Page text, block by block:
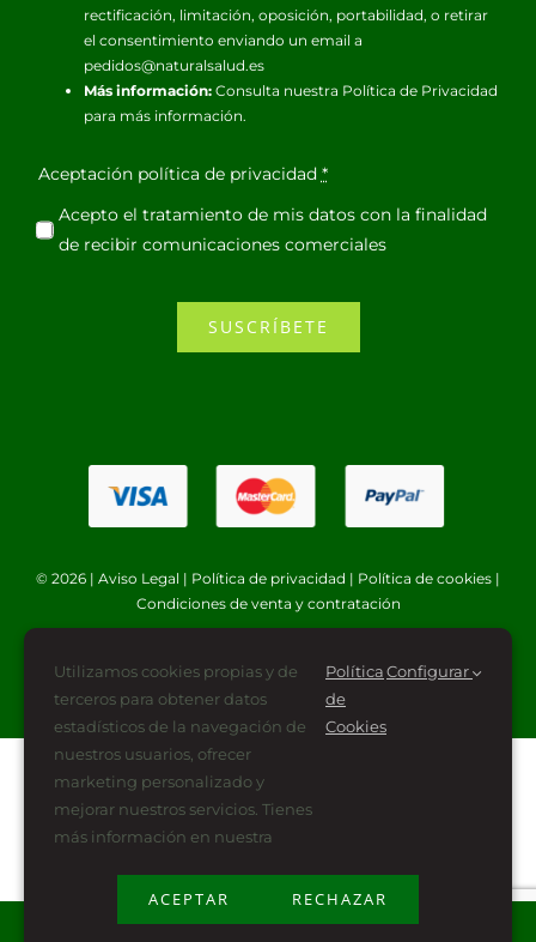
rectificación, limitación, oposición, portabilidad, o retirar
el consentimiento enviando un email a
pedidos@naturalsalud.es
Más información:Consulta nuestra Política de Privacidad
para más información.
Aceptación política de privacidad *
Acepto el tratamiento de mis datos con la finalidad
de recibir comunicaciones comerciales
SUSCRÍBETE
© 2026 | Aviso Legal | Política de privacidad | Política de cookies |
Condiciones de venta y contratación
Plan de Recuperación, Transformación y Resiliencia
financiado por la Unión Europea -NextGenerationEU (PRTR-NG)
Utilizamos cookies propias y de
terceros para obtener datos
estadísticos de la navegación de
nuestros usuarios, ofrecer
marketing personalizado y
mejorar nuestros servicios. Tienes
más información en nuestra
Política
de
Cookies
Configurar
ACEPTAR RECHAZAR